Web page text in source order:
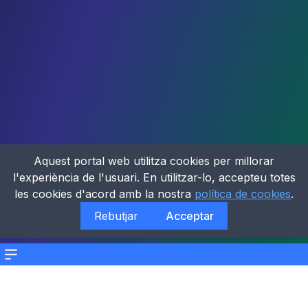
Menu
Aquest portal web utilitza cookies per millorar
l'experiència de l'usuari. En utilitzar-lo, accepteu totes
les cookies d'acord amb la nostra política de cookies.
Rebutjar
Acceptar